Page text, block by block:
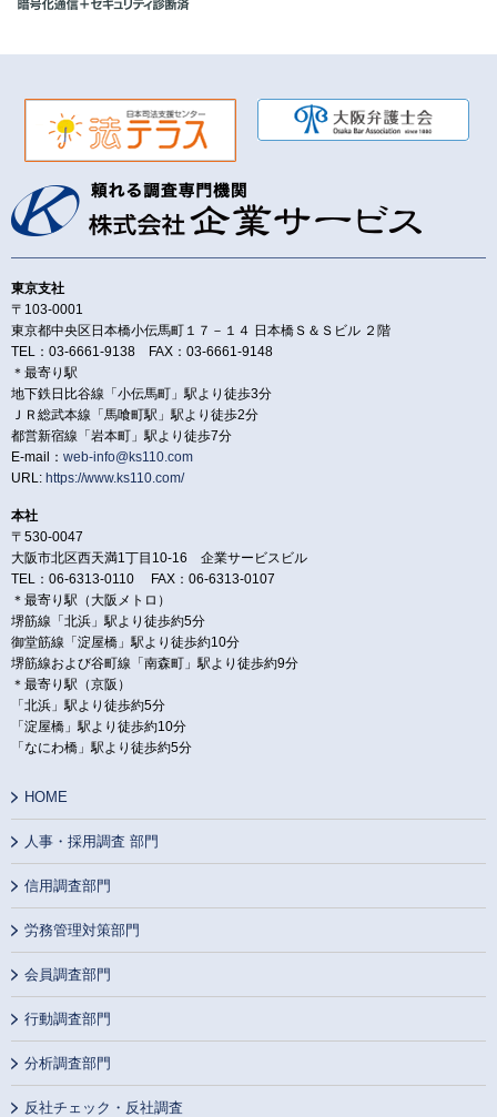
東京支社
〒103-0001
東京都中央区日本橋小伝馬町１７－１４ 日本橋Ｓ＆Ｓビル ２階
TEL：03-6661-9138 FAX：03-6661-9148
＊最寄り駅
地下鉄日比谷線「小伝馬町」駅より徒歩3分
ＪＲ総武本線「馬喰町駅」駅より徒歩2分
都営新宿線「岩本町」駅より徒歩7分
E-mail： web-info@ks110.com
URL: https://www.ks110.com/
本社
〒530-0047
大阪市北区西天満1丁目10-16 企業サービスビル
TEL：06-6313-0110 FAX：06-6313-0107
＊最寄り駅（大阪メトロ）
堺筋線「北浜」駅より徒歩約5分
御堂筋線「淀屋橋」駅より徒歩約10分
堺筋線および谷町線「南森町」駅より徒歩約9分
＊最寄り駅（京阪）
「北浜」駅より徒歩約5分
「淀屋橋」駅より徒歩約10分
「なにわ橋」駅より徒歩約5分
HOME
人事・採用調査 部門
信用調査部門
労務管理対策部門
会員調査部門
行動調査部門
分析調査部門
反社チェック・反社調査